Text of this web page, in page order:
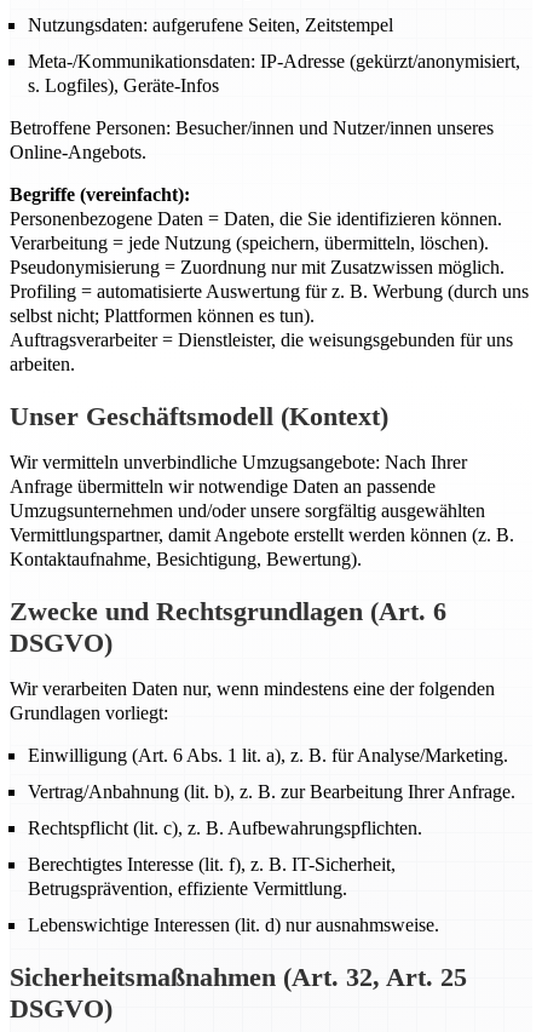
Nutzungsdaten: aufgerufene Seiten, Zeitstempel
Meta-/Kommunikationsdaten: IP-Adresse (gekürzt/anonymisiert,
s. Logfiles), Geräte-Infos
Betroffene Personen: Besucher/innen und Nutzer/innen unseres
Online-Angebots.
Begriffe (vereinfacht):
Personenbezogene Daten = Daten, die Sie identifizieren können.
Verarbeitung = jede Nutzung (speichern, übermitteln, löschen).
Pseudonymisierung = Zuordnung nur mit Zusatzwissen möglich.
Profiling = automatisierte Auswertung für z. B. Werbung (durch uns
selbst nicht; Plattformen können es tun).
Auftragsverarbeiter = Dienstleister, die weisungsgebunden für uns
arbeiten.
Unser Geschäftsmodell (Kontext)
Wir vermitteln unverbindliche Umzugsangebote: Nach Ihrer
Anfrage übermitteln wir notwendige Daten an passende
Umzugsunternehmen und/oder unsere sorgfältig ausgewählten
Vermittlungspartner, damit Angebote erstellt werden können (z. B.
Kontaktaufnahme, Besichtigung, Bewertung).
Zwecke und Rechtsgrundlagen (Art. 6
DSGVO)
Wir verarbeiten Daten nur, wenn mindestens eine der folgenden
Grundlagen vorliegt:
Einwilligung (Art. 6 Abs. 1 lit. a), z. B. für Analyse/Marketing.
Vertrag/Anbahnung (lit. b), z. B. zur Bearbeitung Ihrer Anfrage.
Rechtspflicht (lit. c), z. B. Aufbewahrungspflichten.
Berechtigtes Interesse (lit. f), z. B. IT-Sicherheit,
Betrugsprävention, effiziente Vermittlung.
Lebenswichtige Interessen (lit. d) nur ausnahmsweise.
Sicherheitsmaßnahmen (Art. 32, Art. 25
DSGVO)